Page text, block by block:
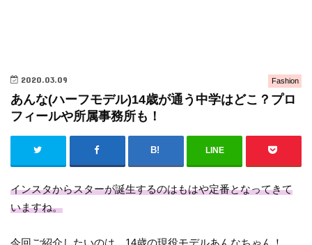
Fashion
2020.03.09
あんな(ハーフモデル)14歳が通う中学はどこ？プロ
フィールや所属事務所も！
LINE
インスタからスターが誕生するのはもはや定番となってきて
いますね。
今回ご紹介したいのは、14歳の現役モデルあんなちゃん！